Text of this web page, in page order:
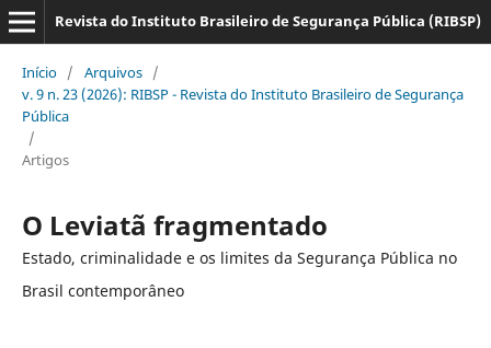
Revista do Instituto Brasileiro de Segurança Pública (RIBSP)
Início / Arquivos /
v. 9 n. 23 (2026): RIBSP - Revista do Instituto Brasileiro de Segurança
Pública
/
Artigos
O Leviatã fragmentado
Estado, criminalidade e os limites da Segurança Pública no
Brasil contemporâneo